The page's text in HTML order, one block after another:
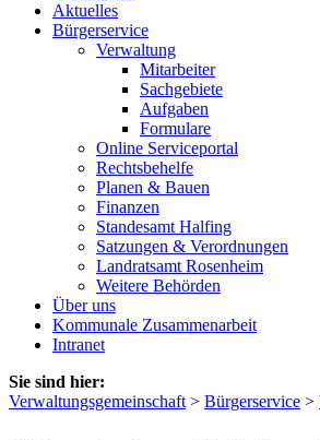
Aktuelles
Bürgerservice
Verwaltung
Mitarbeiter
Sachgebiete
Aufgaben
Formulare
Online Serviceportal
Rechtsbehelfe
Planen & Bauen
Finanzen
Standesamt Halfing
Satzungen & Verordnungen
Landratsamt Rosenheim
Weitere Behörden
Über uns
Kommunale Zusammenarbeit
Intranet
Sie sind hier:
Verwaltungsgemeinschaft > Bürgerservice >